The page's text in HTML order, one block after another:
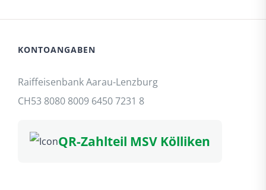
KONTOANGABEN
Raiffeisenbank Aarau-Lenzburg
CH53 8080 8009 6450 7231 8
QR-Zahlteil MSV Kölliken